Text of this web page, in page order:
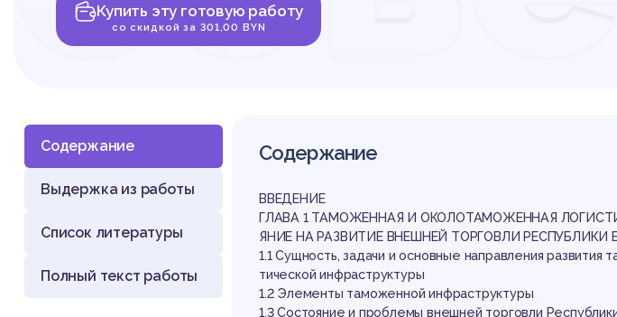
Купить эту готовую работу
со скидкой за 301,00 BYN
Содержание
Выдержка из работы
Список литературы
Полный текст работы
Содержание
ВВЕДЕНИЕ
ГЛАВА 1 ТАМОЖЕННАЯ И ОКОЛОТАМОЖЕННАЯ
ЯНИЕ НА РАЗВИТИЕ ВНЕШНЕЙ ТОРГОВЛИ РЕСПУБЛИКИ
1.1 Сущность, задачи и основные направления
тической инфраструктуры
1.2 Элементы таможенной инфраструктуры
1.3 Состояние и проблемы внешней торговли